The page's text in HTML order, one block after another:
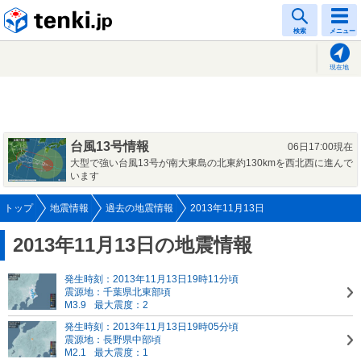
検索 メニュー
現在地
台風13号情報
06日17:00現在
大型で強い台風13号が南大東島の北東約130kmを西北西に進んで
います
トップ 地震情報 過去の地震情報 2013年11月13日
2013年11月13日の地震情報
発生時刻：2013年11月13日19時11分頃
震源地：千葉県北東部頃
M3.9
最大震度：2
発生時刻：2013年11月13日19時05分頃
震源地：長野県中部頃
M2.1
最大震度：1